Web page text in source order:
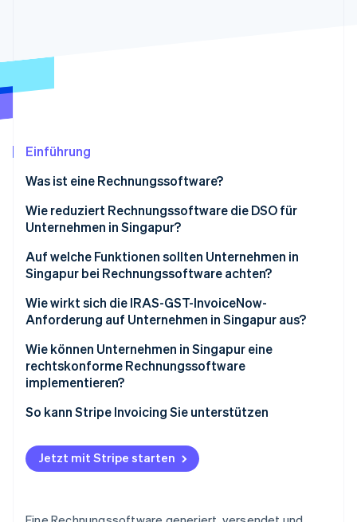
Stripe-Sessions 2026
Erfahren Sie, wie Stripe Lösungen für
Einführung
Was ist eine Rechnungssoftware?
Wie reduziert Rechnungssoftware die DSO für
Unternehmen in Singapur?
Auf welche Funktionen sollten Unternehmen in
Singapur bei Rechnungssoftware achten?
Wie wirkt sich die IRAS-GST-InvoiceNow-
Anforderung auf Unternehmen in Singapur aus?
Wie können Unternehmen in Singapur eine
rechtskonforme Rechnungssoftware
implementieren?
So kann Stripe Invoicing Sie unterstützen
Jetzt mit Stripe starten